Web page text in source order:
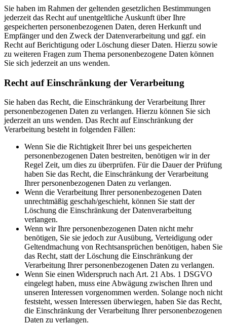
Sie haben im Rahmen der geltenden gesetzlichen Bestimmungen
jederzeit das Recht auf unentgeltliche Auskunft über Ihre
gespeicherten personenbezogenen Daten, deren Herkunft und
Empfänger und den Zweck der Datenverarbeitung und ggf. ein
Recht auf Berichtigung oder Löschung dieser Daten. Hierzu sowie
zu weiteren Fragen zum Thema personenbezogene Daten können
Sie sich jederzeit an uns wenden.
Recht auf Einschränkung der Verarbeitung
Sie haben das Recht, die Einschränkung der Verarbeitung Ihrer
personenbezogenen Daten zu verlangen. Hierzu können Sie sich
jederzeit an uns wenden. Das Recht auf Einschränkung der
Verarbeitung besteht in folgenden Fällen:
Wenn Sie die Richtigkeit Ihrer bei uns gespeicherten
personenbezogenen Daten bestreiten, benötigen wir in der
Regel Zeit, um dies zu überprüfen. Für die Dauer der Prüfung
haben Sie das Recht, die Einschränkung der Verarbeitung
Ihrer personenbezogenen Daten zu verlangen.
Wenn die Verarbeitung Ihrer personenbezogenen Daten
unrechtmäßig geschah/geschieht, können Sie statt der
Löschung die Einschränkung der Datenverarbeitung
verlangen.
Wenn wir Ihre personenbezogenen Daten nicht mehr
benötigen, Sie sie jedoch zur Ausübung, Verteidigung oder
Geltendmachung von Rechtsansprüchen benötigen, haben Sie
das Recht, statt der Löschung die Einschränkung der
Verarbeitung Ihrer personenbezogenen Daten zu verlangen.
Wenn Sie einen Widerspruch nach Art. 21 Abs. 1 DSGVO
eingelegt haben, muss eine Abwägung zwischen Ihren und
unseren Interessen vorgenommen werden. Solange noch nicht
feststeht, wessen Interessen überwiegen, haben Sie das Recht,
die Einschränkung der Verarbeitung Ihrer personenbezogenen
Daten zu verlangen.